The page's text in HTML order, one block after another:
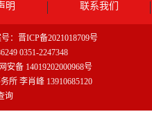
明 联系我们
： 晋ICP备2021018709号
0351-2247348
安备 14019202000968号
所 李肖峰 13910685120
询